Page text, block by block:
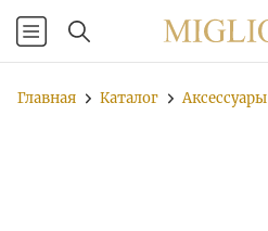
Главная Каталог Аксессуары